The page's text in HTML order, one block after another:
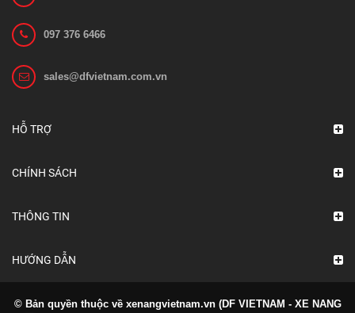
097 376 6466
sales@dfvietnam.com.vn
HỖ TRỢ
CHÍNH SÁCH
THÔNG TIN
HƯỚNG DẪN
© Bản quyền thuộc về xenangvietnam.vn (DF VIETNAM - XE NANG